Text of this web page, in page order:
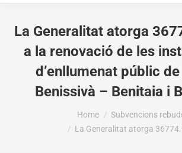
La Generalitat atorga
a la renovació de les
d’enllumenat públic
Benissivà – Benitaia i
Home
Subvencions
La Generalitat atorga